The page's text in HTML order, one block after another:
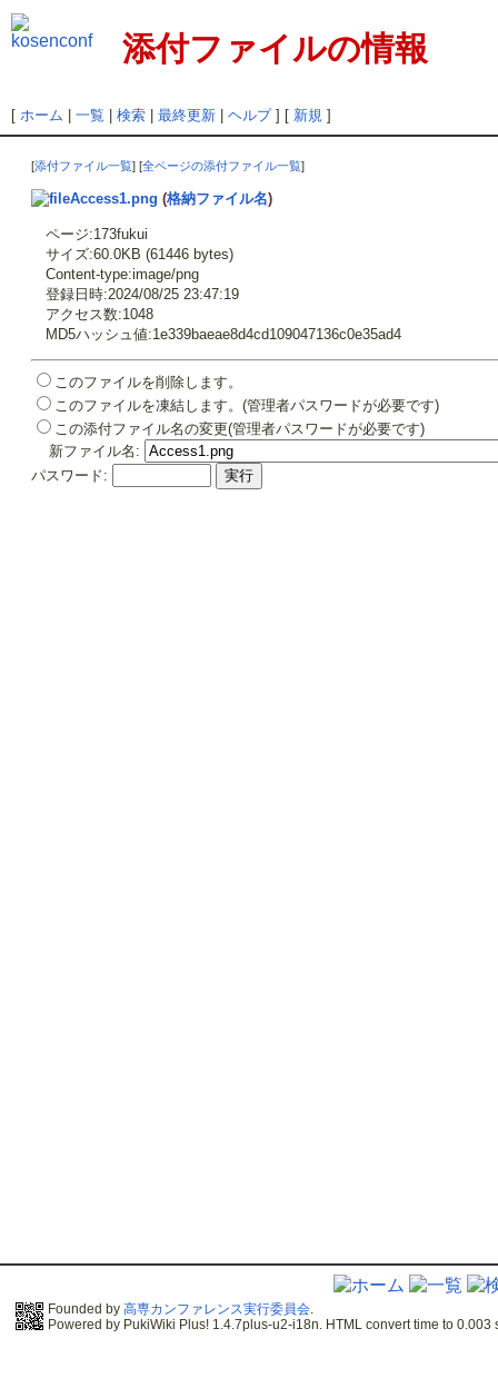
添付ファイルの情報
[ ホーム 一覧 検索| 最終更新| ヘルプ] [ 新規]
[添付ファイル一覧] [全ページの添付ファイル一覧]
Access1.png (格納ファイル名)
ページ:173fukui
サイズ:60.0KB (61446 bytes)
Content-type:image/png
登録日時:2024/08/25 23:47:19
アクセス数:1048
MD5ハッシュ値:1e339baeae8d4cd109047136c0e35ad4
このファイルを削除します。
このファイルを凍結します。(管理者パスワードが必要です)
この添付ファイル名の変更(管理者パスワードが必要です)
新ファイル名:
パスワード:
Founded by 高専カンファレンス実行委員会.
Powered by PukiWiki Plus! 1.4.7plus-u2-i18n. HTML convert time to 0.003